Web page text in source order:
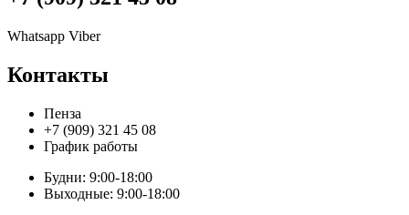
Whatsapp Viber
Контакты
Пенза
+7 (909) 321 45 08
График работы
Будни: 9:00-18:00
Выходные: 9:00-18:00